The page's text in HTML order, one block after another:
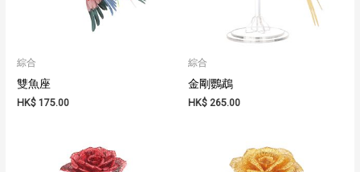
綜合
雙魚座
HK$ 175.00
綜合
金剛鸚鵡
HK$ 265.00